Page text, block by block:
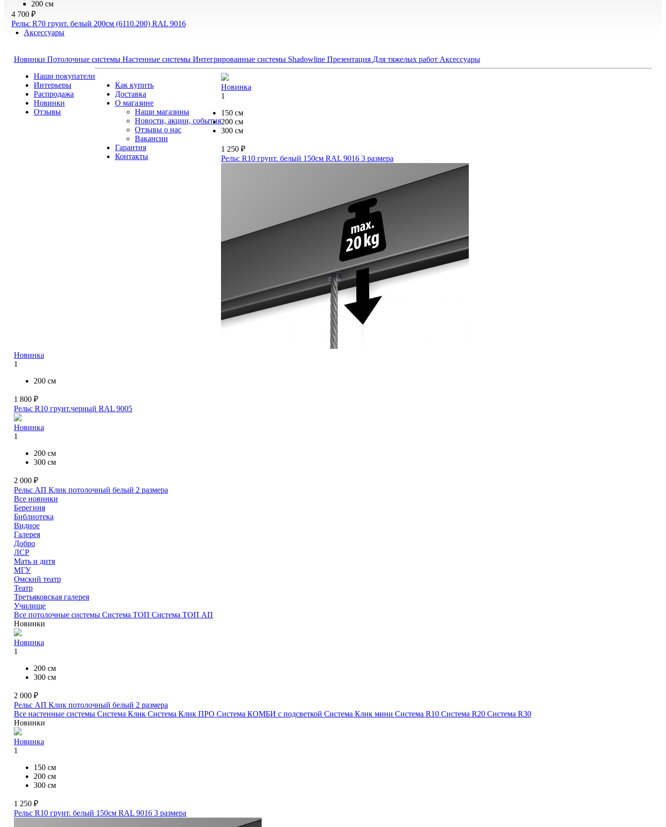
200 см
4 700 ₽
Рельс R70 грунт. белый 200см (6110.200) RAL 9016
Аксессуары
Новинки Потолочные системы Настенные системы Интегрированные системы Shadowline Презентация Для тяжелых работ Аксессуары
Наши покупатели
Интерьеры
Распродажа
Новинки
Отзывы
Как купить
Доставка
О магазине
Наши магазины
Новости, акции, события
Отзывы о нас
Вакансии
Гарантия
Контакты
Новинка
1
150 см
200 см
300 см
1 250 ₽
Рельс R10 грунт. белый 150см RAL 9016 3 размера
Новинка
1
200 см
1 800 ₽
Рельс R10 грунт.черный RAL 9005
Новинка
1
200 см
300 см
2 000 ₽
Рельс АП Клик потолочный белый 2 размера
Все новинки
Берегиня
Библиотека
Видное
Галерея
Добро
ЛСР
Мать и дитя
МГУ
Омский театр
Театр
Третьяковская галерея
Училище
Все потолочные системы Система ТОП Система ТОП АП
Новинки
Новинка
1
200 см
300 см
2 000 ₽
Рельс АП Клик потолочный белый 2 размера
Все настенные системы Система Клик Система Клик ПРО Система КОМБИ с подсветкой Система Клик мини Система R10 Система R20 Система R30
Новинки
Новинка
1
150 см
200 см
300 см
1 250 ₽
Рельс R10 грунт. белый 150см RAL 9016 3 размера